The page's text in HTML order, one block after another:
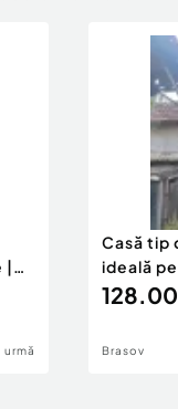
|
urmă
Casă tip
ideală
Brasov